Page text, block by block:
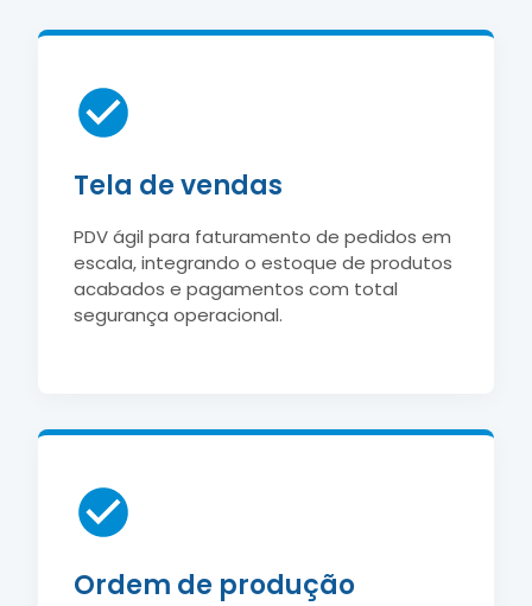
Tela de vendas
PDV ágil para faturamento de pedidos em
escala, integrando o estoque de produtos
acabados e pagamentos com total
segurança operacional.
Ordem de produção